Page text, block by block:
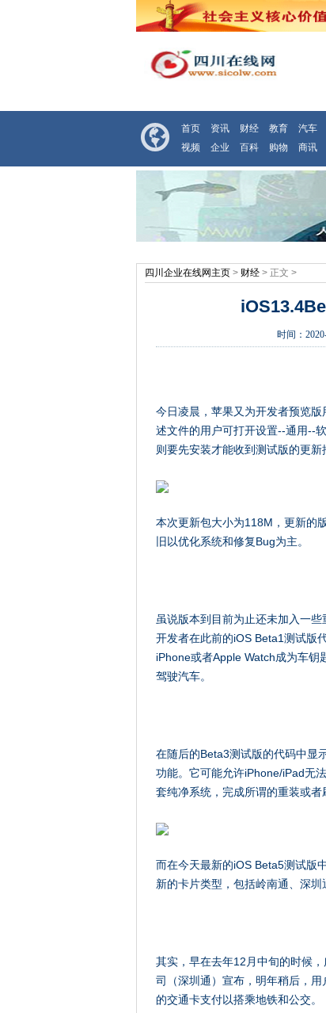
首页 资讯 财经 教育 汽车
视频
企业 百科 购物 商讯
四川企业在线网主页 > 财经 > 正文 >
时间：
今日凌晨，苹果又为开发者预览
述文件的用户可打开设置--通用--
则要先安装才能收到测试版的更新
本次更新包大小为118M，更新的
旧以优化系统和修复Bug为主。
虽说版本到目前为止还未加入一
开发者在此前的iOS Beta1测试版
iPhone或者Apple Watch成为车钥
驾驶汽车。
在随后的Beta3测试版的代码中显
功能。它可能允许iPhone/iPad无
套纯净系统，完成所谓的重装或者
而在今天最新的iOS Beta5测试版
新的卡片类型，包括岭南通、深圳
其实，早在去年12月中旬的时候
司（深圳通）宣布，明年稍后，
的交通卡支付以搭乘地铁和公交。